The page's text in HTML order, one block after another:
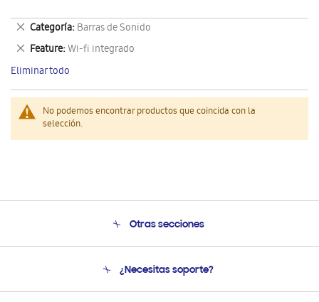
No podemos encontrar productos que coincida con la
selección.
Categoría Barras de Sonido
Eliminar
este
artículo
Feature Wi-fi integrado
Eliminar
este
artículo
Eliminar todo
Otras secciones
Soporte
¿Necesitas soporte?